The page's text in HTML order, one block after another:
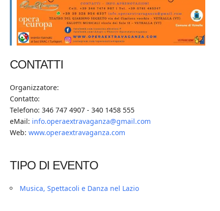
CONTATTI
Organizzatore:
Contatto:
Telefono: 346 747 4907 - 340 1458 555
eMail: info.operaextravaganza@gmail.com
Web: www.operaextravaganza.com
TIPO DI EVENTO
Musica, Spettacoli e Danza nel Lazio